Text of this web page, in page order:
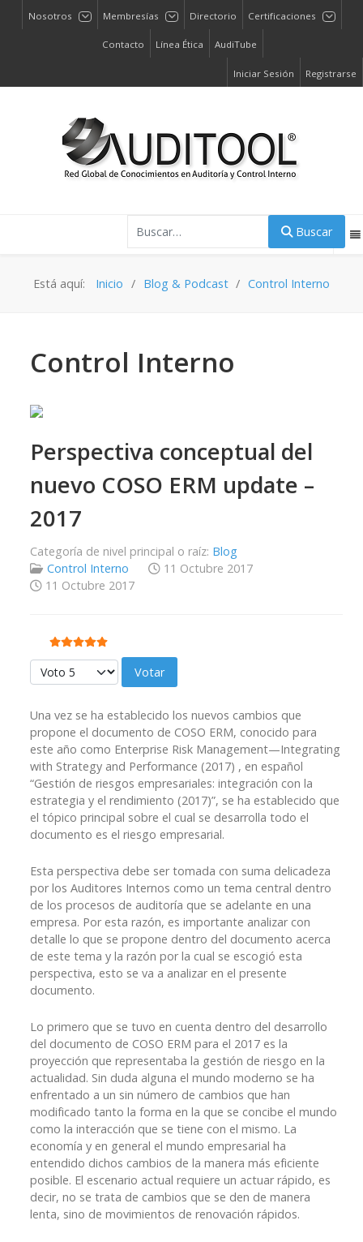
Nosotros Membresías Directorio Certificaciones
Contacto Línea Ética AudiTube
Iniciar Sesión Registrarse
Buscar
Está aquí: Inicio Blog & Podcast Control Interno
Control Interno
Perspectiva conceptual del
nuevo COSO ERM update –
2017
Categoría de nivel principal o raíz: Blog
Control Interno
11 Octubre 2017
11 Octubre 2017
Ratio:5/5
Por favor, vote
Una vez se ha establecido los nuevos cambios que
propone el documento de COSO ERM, conocido para
este año como Enterprise Risk Management—Integrating
with Strategy and Performance (2017) , en español
“Gestión de riesgos empresariales: integración con la
estrategia y el rendimiento (2017)”, se ha establecido que
el tópico principal sobre el cual se desarrolla todo el
documento es el riesgo empresarial.
Esta perspectiva debe ser tomada con suma delicadeza
por los Auditores Internos como un tema central dentro
de los procesos de auditoría que se adelante en una
empresa. Por esta razón, es importante analizar con
detalle lo que se propone dentro del documento acerca
de este tema y la razón por la cual se escogió esta
perspectiva, esto se va a analizar en el presente
documento.
Lo primero que se tuvo en cuenta dentro del desarrollo
del documento de COSO ERM para el 2017 es la
proyección que representaba la gestión de riesgo en la
actualidad. Sin duda alguna el mundo moderno se ha
enfrentado a un sin número de cambios que han
modificado tanto la forma en la que se concibe el mundo
como la interacción que se tiene con el mismo. La
economía y en general el mundo empresarial ha
entendido dichos cambios de la manera más eficiente
posible. El escenario actual requiere un actuar rápido, es
decir, no se trata de cambios que se den de manera
lenta, sino de movimientos de renovación rápidos.